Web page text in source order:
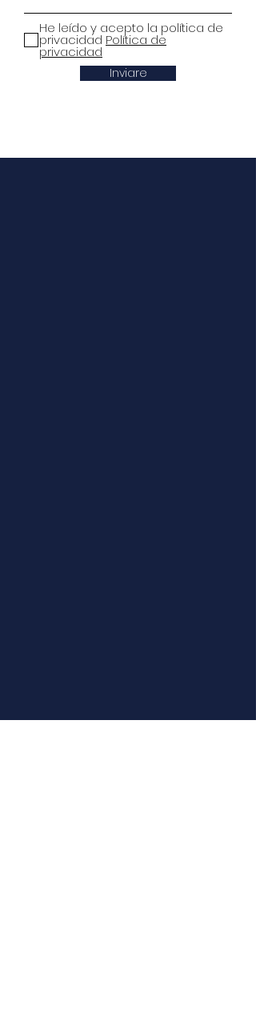
He leído y acepto la política de
privacidad Política de
privacidad
Inviare